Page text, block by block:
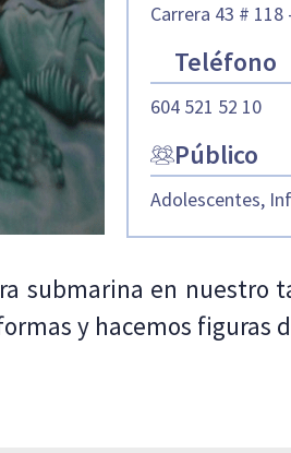
Carrera 43 # 118
Teléfono
604 521 52 10
Público
Adolescentes,
submarina en nuestro
y hacemos figuras